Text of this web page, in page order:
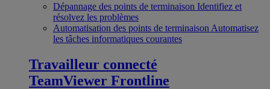
Dépannage des points de terminaison Identifiez et
résolvez les problèmes
Automatisation des points de terminaison Automatisez
les tâches informatiques courantes
Travailleur connecté
TeamViewer Frontline